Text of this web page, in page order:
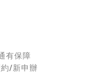
有保障
/新申辦